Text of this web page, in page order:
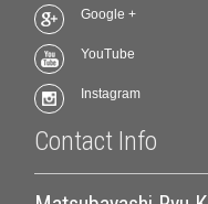
Google +
YouTube
Instagram
Contact Info